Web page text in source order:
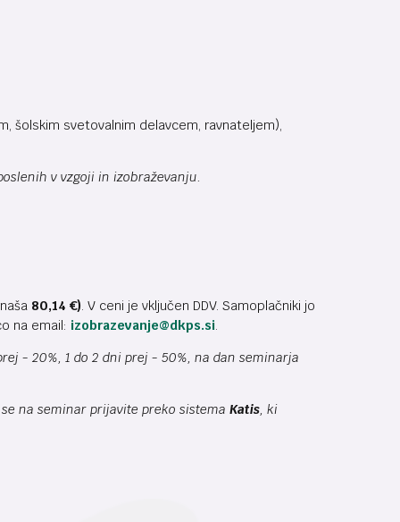
šolskim svetovalnim delavcem, ravnateljem),
v vzgoji in izobraževanju.
80,14 €). V ceni je vključen DDV. Samoplačniki jo
na email: izobrazevanje@dkps.si.
- 20%, 1 do 2 dni prej - 50%, na dan seminarja
na seminar prijavite preko sistemaKatis, ki